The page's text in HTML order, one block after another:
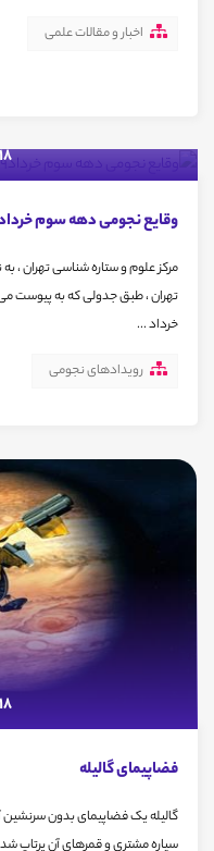
اخبار و مقالات علمی
18 خرداد 1399
وقایع نجومی دهه سوم
مرکز علوم و ستاره شناسی تهران ،
تهران ، طبق جدولی که به پیوست
خرداد ...
رویدادهای نجومی
18 خرداد 1399
فضاپیمای گالیله
سیاره مشتری و قمرهای آن پرتاپ